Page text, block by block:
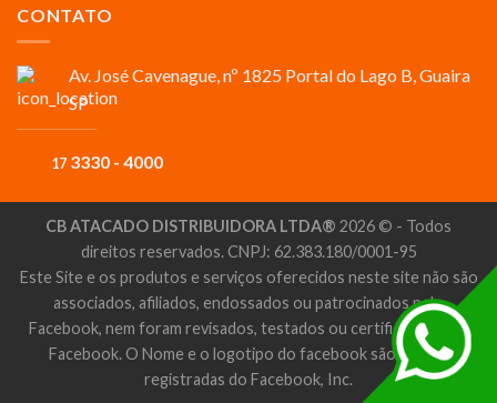
CONTATO
Av. José Cavenague, nº 1825 Portal do Lago B, Guaira
SP
17 3330 - 4000
CB ATACADO DISTRIBUIDORA LTDA® 2026 © - Todos
direitos reservados. CNPJ: 62.383.180/0001-95
Este Site e os produtos e serviços oferecidos neste site não são
associados, afiliados, endossados ou patrocinados pelo
Facebook, nem foram revisados, testados ou certificados pelo
Facebook. O Nome e o logotipo do facebook são marcas
registradas do Facebook, Inc.